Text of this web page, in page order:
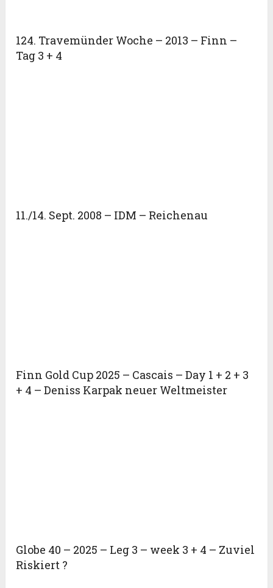
124. Travemünder Woche – 2013 – Finn –
Tag 3 + 4
11./14. Sept. 2008 – IDM – Reichenau
Finn Gold Cup 2025 – Cascais – Day 1 + 2 + 3
+ 4 – Deniss Karpak neuer Weltmeister
Globe 40 – 2025 – Leg 3 – week 3 + 4 – Zuviel
Riskiert ?